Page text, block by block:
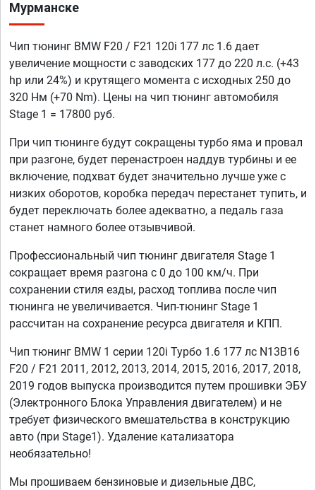
Мурманске
Чип тюнинг BMW F20 / F21 120i 177 лс 1.6 дает
увеличение мощности с заводских 177 до 220 л.с. (+43
hp или 24%) и крутящего момента с исходных 250 до
320 Нм (+70 Nm). Цены на чип тюнинг автомобиля
Stage 1 = 17800 руб.
При чип тюнинге будут сокращены турбо яма и провал
при разгоне, будет перенастроен наддув турбины и ее
включение, подхват будет значительно лучше уже с
низких оборотов, коробка передач перестанет тупить, и
будет переключать более адекватно, а педаль газа
станет намного более отзывчивой.
Профессиональный чип тюнинг двигателя Stage 1
сокращает время разгона с 0 до 100 км/ч. При
сохранении стиля езды, расход топлива после чип
тюнинга не увеличивается. Чип-тюнинг Stage 1
рассчитан на сохранение ресурса двигателя и КПП.
Чип тюнинг BMW 1 серии 120i Турбо 1.6 177 лс N13B16
F20 / F21 2011, 2012, 2013, 2014, 2015, 2016, 2017, 2018,
2019 годов выпуска производится путем прошивки ЭБУ
(Электронного Блока Управления двигателем) и не
требует физического вмешательства в конструкцию
авто (при Stage1). Удаление катализатора
необязательно!
Мы прошиваем бензиновые и дизельные ДВС,